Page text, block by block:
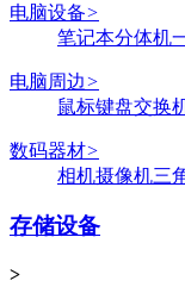
电脑设备>
笔记本分体机
电脑周边>
鼠标键盘交换
数码器材>
相机摄像机三
存储设备
>